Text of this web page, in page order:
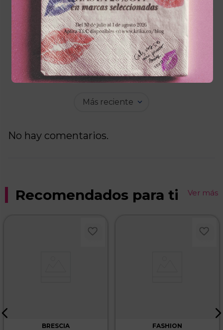
☆☆☆☆☆
0 Calificación promedio (0 comentarios)
Escribe un comentario
Título
★ ★★★ ★
Más reciente
No hay comentarios.
Recomendados para ti Ver más
BRESCIA FASHION